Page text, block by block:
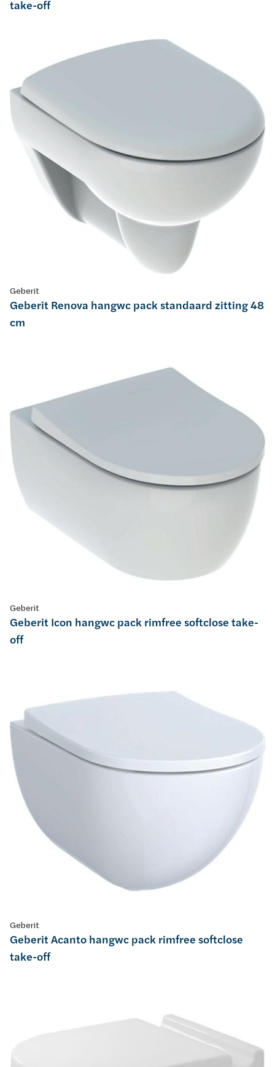
take-off
Geberit
Geberit Renova hangwc pack standaard zitting 48
cm
Geberit
Geberit Icon hangwc pack rimfree softclose take-
off
Geberit
Geberit Acanto hangwc pack rimfree softclose
take-off